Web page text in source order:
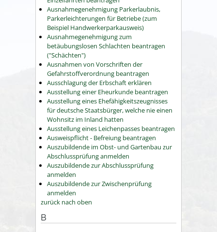
Ausnahmegenehmigung Parkerlaubnis,
Parkerleichterungen für Betriebe (zum
Beispiel Handwerkerparkausweis)
Ausnahmegenehmigung zum
betäubungslosen Schlachten beantragen
("Schächten")
Ausnahmen von Vorschriften der
Gefahrstoffverordnung beantragen
Ausschlagung der Erbschaft erklären
Ausstellung einer Eheurkunde beantragen
Ausstellung eines Ehefähigkeitszeugnisses
für deutsche Staatsbürger, welche nie einen
Wohnsitz im Inland hatten
Ausstellung eines Leichenpasses beantragen
Ausweispflicht - Befreiung beantragen
Auszubildende im Obst- und Gartenbau zur
Abschlussprüfung anmelden
Auszubildende zur Abschlussprüfung
anmelden
Auszubildende zur Zwischenprüfung
anmelden
zurück nach oben
B